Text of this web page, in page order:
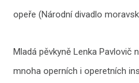
opeře (Národní divadlo
Mladá pěvkyně Lenka Pavlovič
mnoha operních i operetních